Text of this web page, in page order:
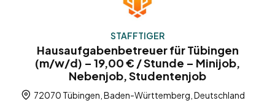
STAFFTIGER
Hausaufgabenbetreuer für Tübingen
(m/w/d) – 19,00 € / Stunde – Minijob,
Nebenjob, Studentenjob
72070 Tübingen, Baden-Württemberg, Deutschland